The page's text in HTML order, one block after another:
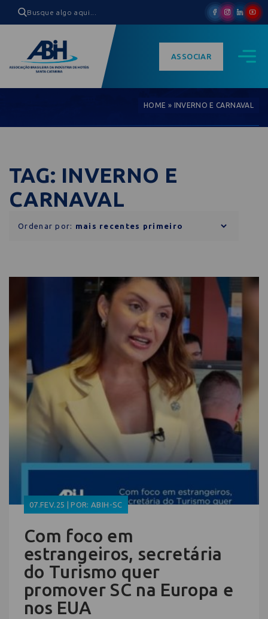
ASSOCIAR
HOME » INVERNO E CARNAVAL
TAG: INVERNO E
CARNAVAL
Ordenar por:
07.FEV.25 | POR: ABIH-SC
Com foco em
estrangeiros, secretária
do Turismo quer
promover SC na Europa e
nos EUA